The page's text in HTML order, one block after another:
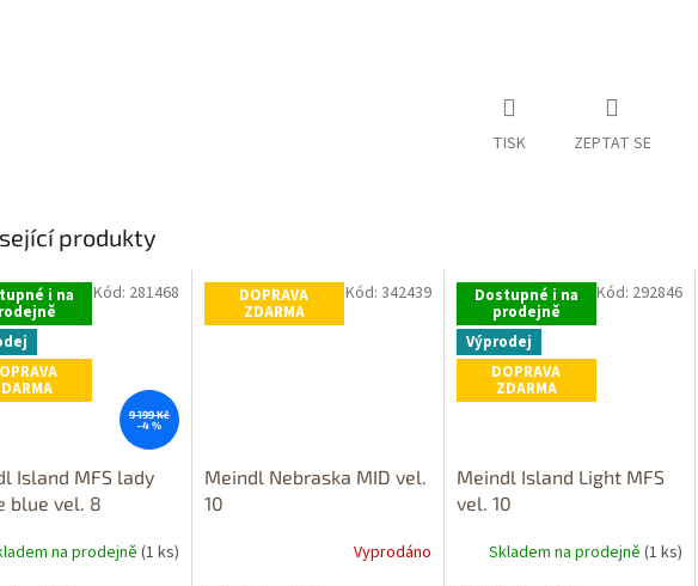
TISK ZEPTAT SE
produkty
i na
9 199 Kč
–4 %
Island MFS lady
blue vel. 8
na prodejně (1 ks)
Kód: 281468 DOPRAVA
ZDARMA
Meindl Nebraska MID vel.
10
Vyprodáno
Kód: 342439 Dostupné i na
prodejně
Výprodej
DOPRAVA
ZDARMA
Meindl Island Light MFS
vel. 10
Skladem na prodejně(1 ks)
Kód: 292846